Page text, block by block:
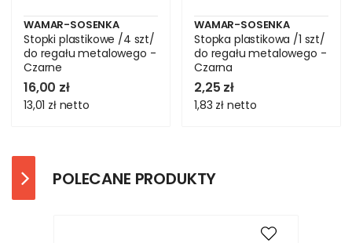
WAMAR-SOSENKA
Stopki plastikowe /4 szt/
do regału metalowego -
Czarne
16,00 zł
13,01 zł netto
WAMAR-SOSENKA
Stopka plastikowa /1 szt/
do regału metalowego -
Czarna
2,25 zł
1,83 zł netto
POLECANE PRODUKTY